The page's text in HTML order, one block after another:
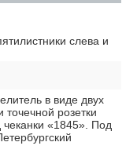
слева и
в виде двух
розетки
«1845». Под